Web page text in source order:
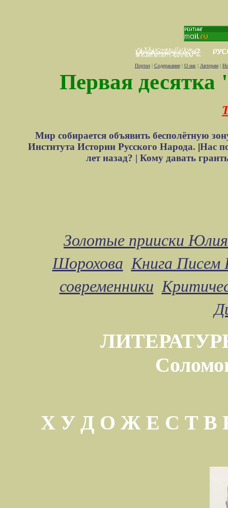
Портал| Содержание| О нас| Авторам|
Первая десятка
Мир собирается объявить бесполётную
Института Истории Русского Народа. |Нас
лет назад? | Кому давать
Золотые прииски
Шорохова Книга Писем
современники
Х У Д О Ж Е С Т